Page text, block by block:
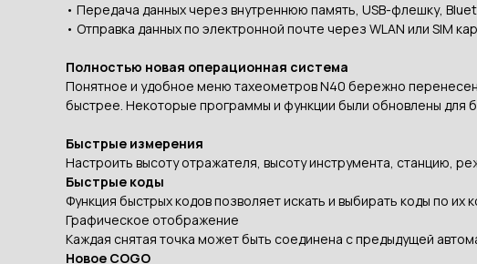
• Передача данных через внутреннюю память, USB-флешку,
• Отправка данных по электронной почте через WLAN или SIM
Полностью новая операционная система
Понятное и удобное меню тахеометров N40 бережно
быстрее. Некоторые программы и функции были обновлены для
Быстрые измерения
Настроить высоту отражателя, высоту инструмента, станцию,
Быстрые коды
Функция быстрых кодов позволяет искать и выбирать коды по
Графическое отображение
Каждая снятая точка может быть соединена с предыдущей
Новое COGO